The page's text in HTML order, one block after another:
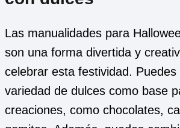
Las manualidades para
son una forma divertida y
celebrar esta festividad. Puedes
variedad de dulces como base
creaciones, como chocolates,